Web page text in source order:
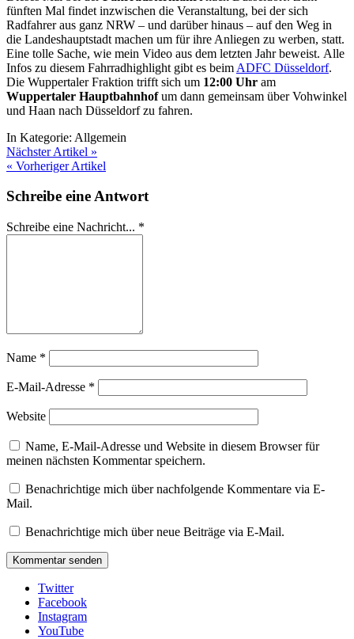
fünften Mal findet inzwischen die Veranstaltung, bei der sich
Radfahrer aus ganz NRW – und darüber hinaus – auf den Weg in
die Landeshauptstadt machen um für ihre Anliegen zu werben, statt.
Eine tolle Sache, wie mein Video aus dem letzten Jahr beweist. Alle
Infos zu diesem Fahrradhighlight gibt es beim ADFC Düsseldorf.
Die Wuppertaler Fraktion trifft sich um 12:00 Uhr am
Wuppertaler Hauptbahnhofum dann gemeinsam über Vohwinkel
und Haan nach Düsseldorf zu fahren.
In Kategorie: Allgemein
Nächster Artikel »
« Vorheriger Artikel
Schreibe eine Antwort
Schreibe eine Nachricht... *
Name *
E-Mail-Adresse *
Website
Name, E-Mail-Adresse und Website in diesem Browser für
meinen nächsten Kommentar speichern.
Benachrichtige mich über nachfolgende Kommentare via E-
Mail.
Benachrichtige mich über neue Beiträge via E-Mail.
Twitter
Facebook
Instagram
YouTube